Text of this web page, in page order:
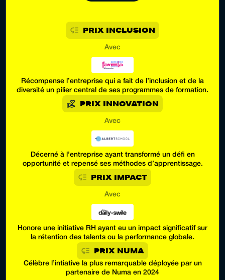
PRIX INCLUSION
Avec
Récompense l’entreprise qui a fait de l’inclusion et de la
diversité un pilier central de ses programmes de formation.
PRIX INNOVATION
Avec
Décerné à l’entreprise ayant transformé un défi en
opportunité et repensé ses méthodes d’apprentissage.
PRIX IMPACT
Avec
Honore une initiative RH ayant eu un impact significatif sur
la rétention des talents ou la performance globale.
PRIX NUMA
Célèbre l’intiative la plus remarquable déployée par un
partenaire de Numa en 2024